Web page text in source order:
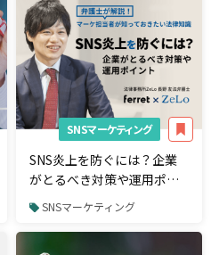
SNSマーケティング
SNS炎上を防ぐには？企業
がとるべき対策や運用ポイ
ント。弁護士が解説！マー
ケ担当者が知っておきたい
法律知識
SNSマーケティング